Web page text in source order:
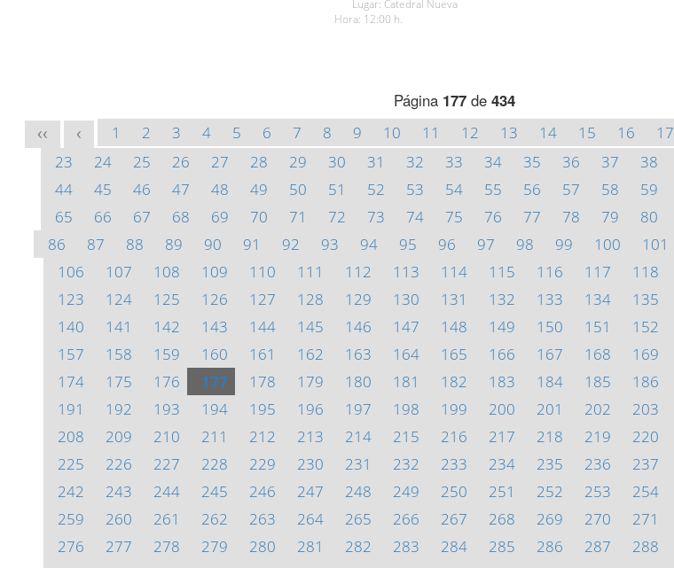
Lugar: Catedral Nueva
Hora: 12:00 h.
Página 177de 434
<< < 1 2 3 4 5 6 7 8 9 10 11 12 13 14 15 16 17
23
24 25 26 27 28 29 30 31 32 33 34 35 36 37 38
44
45 46 47 48 49 50 51 52 53 54 55 56 57 58 59
65
66 67 68 69 70 71 72 73 74 75 76 77 78 79 80
86
87 88 89 90 91 92 93 94 95 96 97 98 99 100 101
106
107 108 109 110 111 112 113 114 115 116 117 118
123
124 125 126 127 128 129 130 131 132 133 134 135
140
141 142 143 144 145 146 147 148 149 150 151 152
157
158 159 160 161 162 163 164 165 166 167 168 169
174
175 176 177 178 179 180 181 182 183 184 185 186
191
192 193 194 195 196 197 198 199 200 201 202 203
208
209 210 211 212 213 214 215 216 217 218 219 220
225
226 227 228 229 230 231 232 233 234 235 236 237
242
243 244 245 246 247 248 249 250 251 252 253 254
259
260 261 262 263 264 265 266 267 268 269 270 271
276
277 278 279 280 281 282 283 284 285 286 287 288